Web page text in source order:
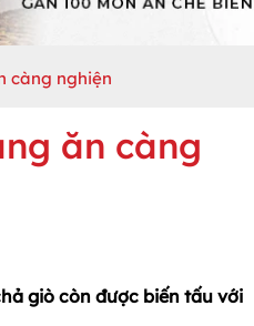
càng nghiện
ăn càng
giò còn được biến tấu với